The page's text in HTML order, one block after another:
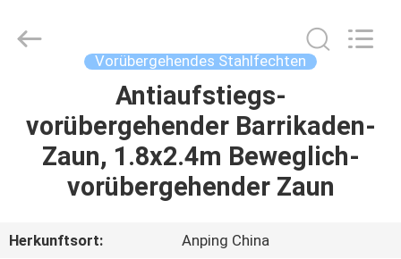
PRODUKTE
UNS
2021
Developed
Vorübergehendes Stahlfechten
Antiaufstiegs-
vorübergehender Barrikaden-
Zaun, 1.8x2.4m Beweglich-
vorübergehender Zaun
Herkunftsort:
Anping China